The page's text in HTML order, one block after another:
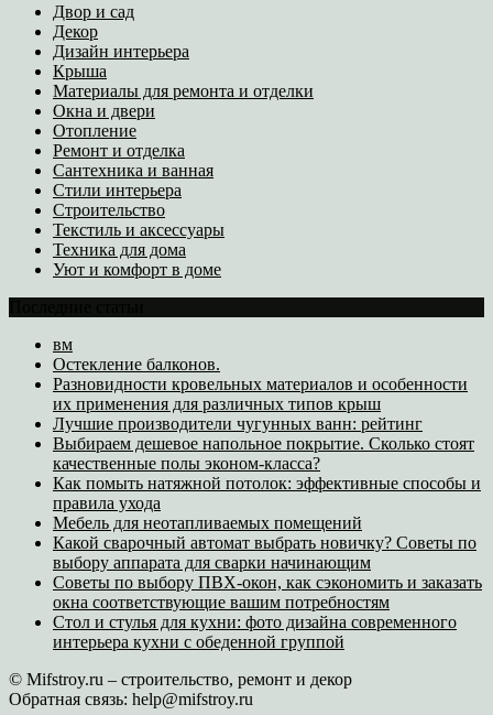
Двор и сад
Декор
Дизайн интерьера
Крыша
Материалы для ремонта и отделки
Окна и двери
Отопление
Ремонт и отделка
Сантехника и ванная
Стили интерьера
Строительство
Текстиль и аксессуары
Техника для дома
Уют и комфорт в доме
вм
Остекление балконов.
Разновидности кровельных материалов и особенности
их применения для различных типов крыш
Лучшие производители чугунных ванн: рейтинг
Выбираем дешевое напольное покрытие. Сколько стоят
качественные полы эконом-класса?
Как помыть натяжной потолок: эффективные способы и
правила ухода
Мебель для неотапливаемых помещений
Какой сварочный автомат выбрать новичку? Советы по
выбору аппарата для сварки начинающим
Советы по выбору ПВХ-окон, как сэкономить и заказать
окна соответствующие вашим потребностям
Стол и стулья для кухни: фото дизайна современного
интерьера кухни с обеденной группой
© Mifstroy.ru – строительство, ремонт и декор
Обратная связь: help@mifstroy.ru